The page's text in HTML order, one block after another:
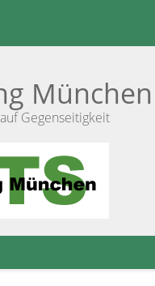
München
Gegenseitigkeit